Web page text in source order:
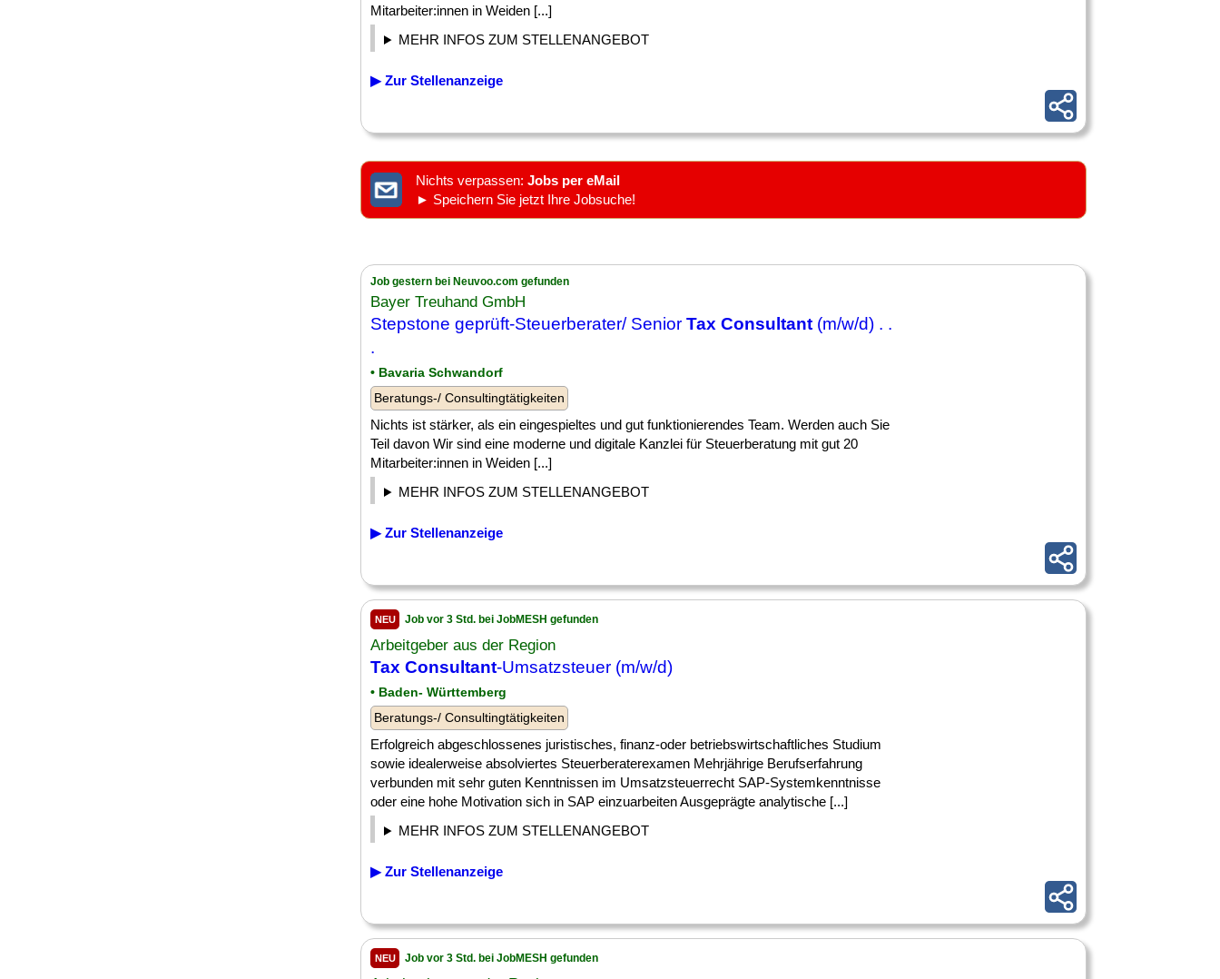
Mitarbeiter:innen in Weiden [...]
MEHR INFOS ZUM STELLENANGEBOT
▶ Zur Stellenanzeige
Nichts verpassen: Jobs per eMail
► Speichern Sie jetzt Ihre Jobsuche!
Job gestern bei Neuvoo.com gefunden
Bayer Treuhand GmbH
Stepstone geprüft-Steuerberater/ Senior Tax Consultant (m/w/d) . .
.
• Bavaria Schwandorf
Beratungs-/ Consultingtätigkeiten
Nichts ist stärker, als ein eingespieltes und gut funktionierendes Team. Werden auch Sie
Teil davon Wir sind eine moderne und digitale Kanzlei für Steuerberatung mit gut 20
Mitarbeiter:innen in Weiden [...]
MEHR INFOS ZUM STELLENANGEBOT
▶ Zur Stellenanzeige
NEU Job vor 3 Std. bei JobMESH gefunden
Arbeitgeber aus der Region
Tax Consultant-Umsatzsteuer (m/w/d)
• Baden- Württemberg
Beratungs-/ Consultingtätigkeiten
Erfolgreich abgeschlossenes juristisches, finanz-oder betriebswirtschaftliches Studium
sowie idealerweise absolviertes Steuerberaterexamen Mehrjährige Berufserfahrung
verbunden mit sehr guten Kenntnissen im Umsatzsteuerrecht SAP-Systemkenntnisse
oder eine hohe Motivation sich in SAP einzuarbeiten Ausgeprägte analytische [...]
MEHR INFOS ZUM STELLENANGEBOT
▶ Zur Stellenanzeige
NEU Job vor 3 Std. bei JobMESH gefunden